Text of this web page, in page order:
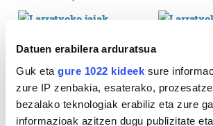
Datuen erabilera arduratsua
Guk eta gure 1022 kideek sure
zure IP zenbakia, esaterako,
bezalako teknologiak erabiliz eta zure
informazioak azitzen dugu publizitate